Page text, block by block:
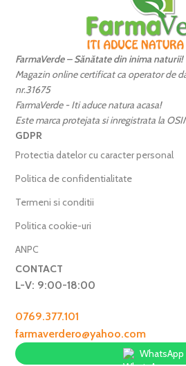
FarmaVerde – Sănătate din inima naturii!
Magazin online certificat ca operator de
nr.31675
FarmaVerde - Iti aduce natura acasa!
Este marca protejata si inregistrata la
GDPR
Protectia datelor cu caracter personal
Politica de confidentialitate
Termeni si conditii
Politica cookie-uri
ANPC
CONTACT
L-V: 9:00-18:00
0769.377.101
farmaverdero@yahoo.com
WhatsApp